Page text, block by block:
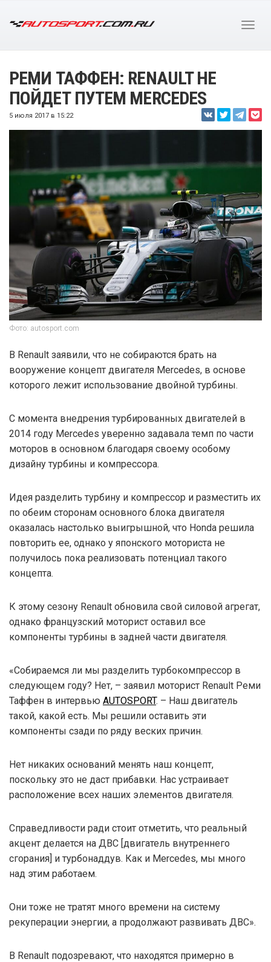
РЕМИ ТАФФЕН: RENAULT НЕ
ПОЙДЕТ ПУТЕМ MERCEDES
5 июля 2017 в 15:22
Фото: autosport.com
В Renault заявили, что не собираются брать на
вооружение концепт двигателя Mercedes, в основе
которого лежит использование двойной турбины.
С момента внедрения турбированных двигателей в
2014 году Mercedes уверенно задавала темп по части
моторов в основном благодаря своему особому
дизайну турбины и компрессора.
Идея разделить турбину и компрессор и разместить их
по обеим сторонам основного блока двигателя
оказалась настолько выигрышной, что Honda решила
повторить ее, однако у японского моториста не
получилось пока реализовать потенциал такого
концепта.
К этому сезону Renault обновила свой силовой агрегат,
однако французский моторист оставил все
компоненты турбины в задней части двигателя.
«Собираемся ли мы разделить турбокомпрессор в
следующем году? Нет, – заявил моторист Renault Реми
Таффен в интервью AUTOSPORT. – Наш двигатель
такой, какой есть. Мы решили оставить эти
компоненты сзади по ряду веских причин.
Нет никаких оснований менять наш концепт,
поскольку это не даст прибавки. Нас устраивает
расположение всех наших элементов двигателя.
Справедливости ради стоит отметить, что реальный
акцент делается на ДВС [двигатель внутреннего
сгорания] и турбонаддув. Как и Mercedes, мы много
над этим работаем.
Они тоже не тратят много времени на систему
рекуперации энергии, а продолжают развивать ДВС».
В Renault подозревают, что находятся примерно в